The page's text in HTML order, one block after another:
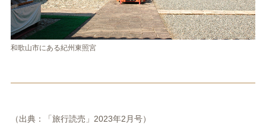
和歌山市にある紀州東照宮
（出典：「旅行読売」2023年2月号）